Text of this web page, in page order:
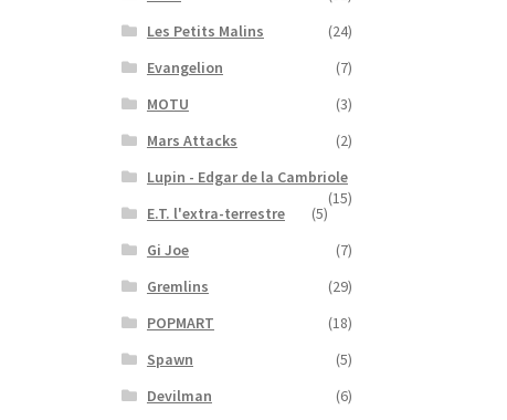
Les Petits Malins
(24)
Evangelion
(7)
MOTU
(3)
Mars Attacks
(2)
Lupin - Edgar de la Cambriole
(15)
E.T. l'extra-terrestre
(5)
Gi Joe
(7)
Gremlins
(29)
POPMART
(18)
Spawn
(5)
Devilman
(6)